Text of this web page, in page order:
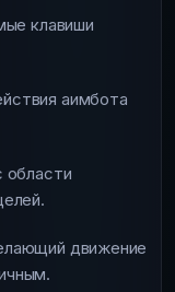
клавиши
аимбота
области
движение